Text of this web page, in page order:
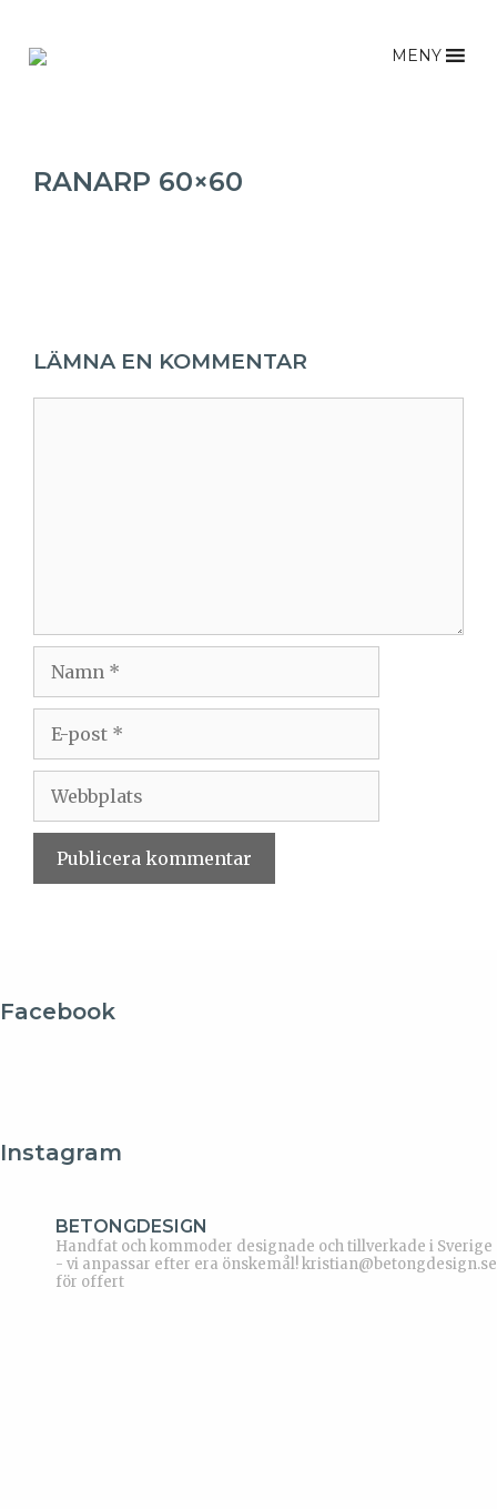
innehåll
MENY
RANARP 60×60
LÄMNA EN KOMMENTAR
post
Webbplats
Facebook
Instagram
BETONGDESIGN
Handfat och kommoder designade och tillverkade i Sverige
- vi anpassar efter era önskemål!kristian@betongdesign.se
för offert